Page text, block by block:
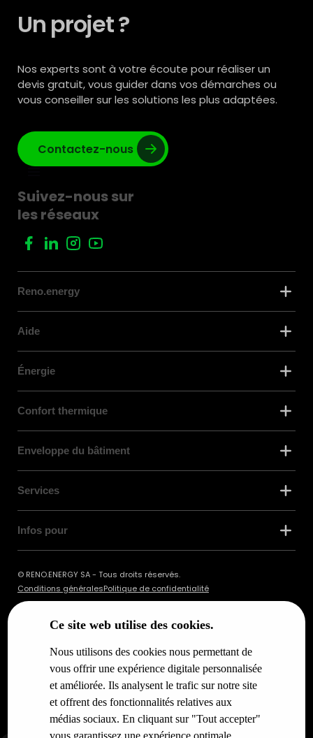
Ce site web utilise des cookies.
Nous utilisons des cookies nous permettant de
vous offrir une expérience digitale personnalisée
et améliorée. Ils analysent le trafic sur notre site
et offrent des fonctionnalités relatives aux
médias sociaux. En cliquant sur "Tout accepter"
vous garantissez une expérience optimale.
Un projet ?
Nos experts sont à votre écoute pour réaliser un
devis gratuit, vous guider dans vos démarches ou
vous conseiller sur les solutions les plus adaptées.
Contactez-nous
Suivez-nous sur
les réseaux
Reno.energy
Aide
Énergie
Confort thermique
Enveloppe du bâtiment
Services
Infos pour
© RENO.ENERGY SA - Tous droits réservés.
Conditions généralesPolitique de confidentialité